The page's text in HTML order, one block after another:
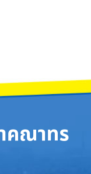
า ปาตัน นักเรียนชั้น ม.1/1 เข้
คณาทร